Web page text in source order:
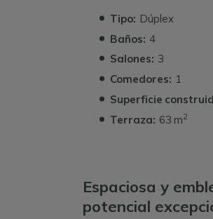
Tipo: Dúplex
Baños: 4
Salones: 3
Comedores: 1
Superficie
Terraza: 63 m2
Espaciosa y
potencial